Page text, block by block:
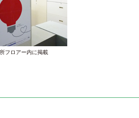
フロアー内に掲載